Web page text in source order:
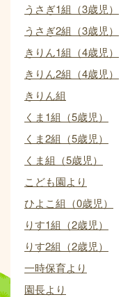
うさぎ1組（3歳児）
うさぎ2組（3歳児）
きりん1組（4歳児）
きりん2組（4歳児）
きりん組
くま1組（5歳児）
くま2組（5歳児）
くま組（5歳児）
こども園より
ひよこ組（0歳児）
りす1組（2歳児）
りす2組（2歳児）
一時保育より
園長より